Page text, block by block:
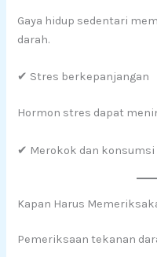
Gaya hidup sedentari
darah.
✔ Stres berkepanjangan
Hormon stres dapat
✔ Merokok dan konsumsi
Kapan Harus
Pemeriksaan tekanan